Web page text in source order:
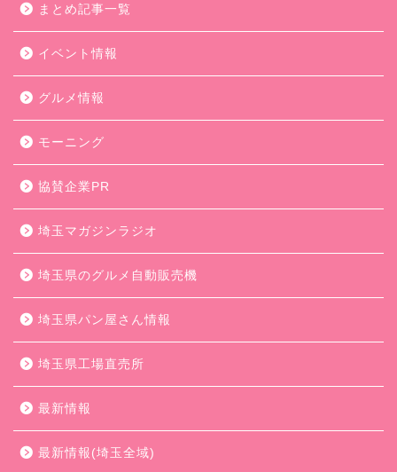
まとめ記事一覧
イベント情報
グルメ情報
モーニング
協賛企業PR
埼玉マガジンラジオ
埼玉県のグルメ自動販売機
埼玉県パン屋さん情報
埼玉県工場直売所
最新情報
最新情報(埼玉全域)